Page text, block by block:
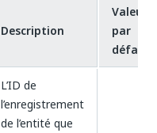
Description
Valeur
par
défaut
L’ID de
l’enregistrement
de l’entité que